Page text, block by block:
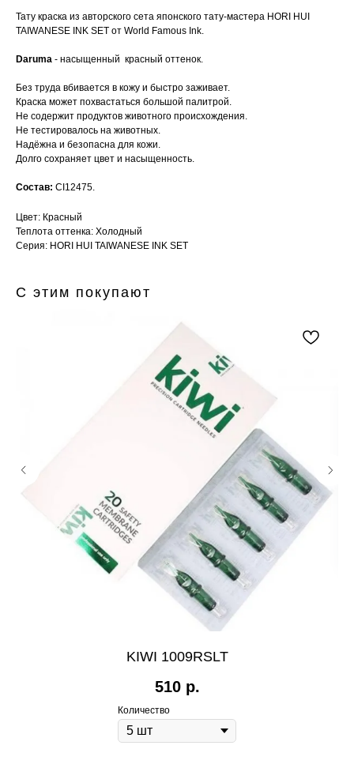
Тату краска из авторского сета японского тату-мастера HORI HUI
TAIWANESE INK SET от World Famous Ink.
Daruma - насыщенный красный оттенок.
Без труда вбивается в кожу и быстро заживает.
Краска может похвастаться большой палитрой.
Не содержит продуктов животного происхождения.
Не тестировалось на животных.
Надёжна и безопасна для кожи.
Долго сохраняет цвет и насыщенность.
Состав: СI12475.
Цвет: Красный
Теплота оттенка: Холодный
Серия: HORI HUI TAIWANESE INK SET
С этим покупают
KIWI 1009RSLT
510 р.
Количество